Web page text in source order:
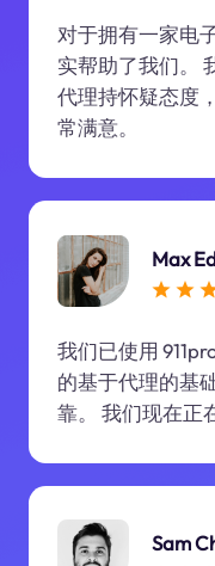
对于拥有一家电
实帮助了我们。
代理持怀疑态度
常满意。
Max
我们已使用
的基于代理的基
靠。 我们现在正
Sam